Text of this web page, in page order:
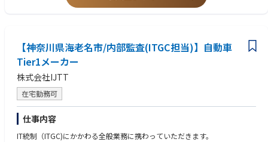
• 製造業での事業企画経験
＜求める人物像＞
• 自律的に動ける
• 経営陣と議論できる論理性
• スピード感と推進力がある
• 課題を構造化できる
• 部門横断でコミュニケーションできる
• 0→1の企画が得意な方
【神奈川県海老名市/内部監査(ITGC担当)】自動車
Tier1メーカー
株式会社IJTT
在宅勤務可
仕事内容
IT統制（ITGC)にかかわる全般業務に携わっていただきます。